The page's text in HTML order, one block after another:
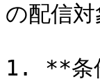
の配信
1. **条